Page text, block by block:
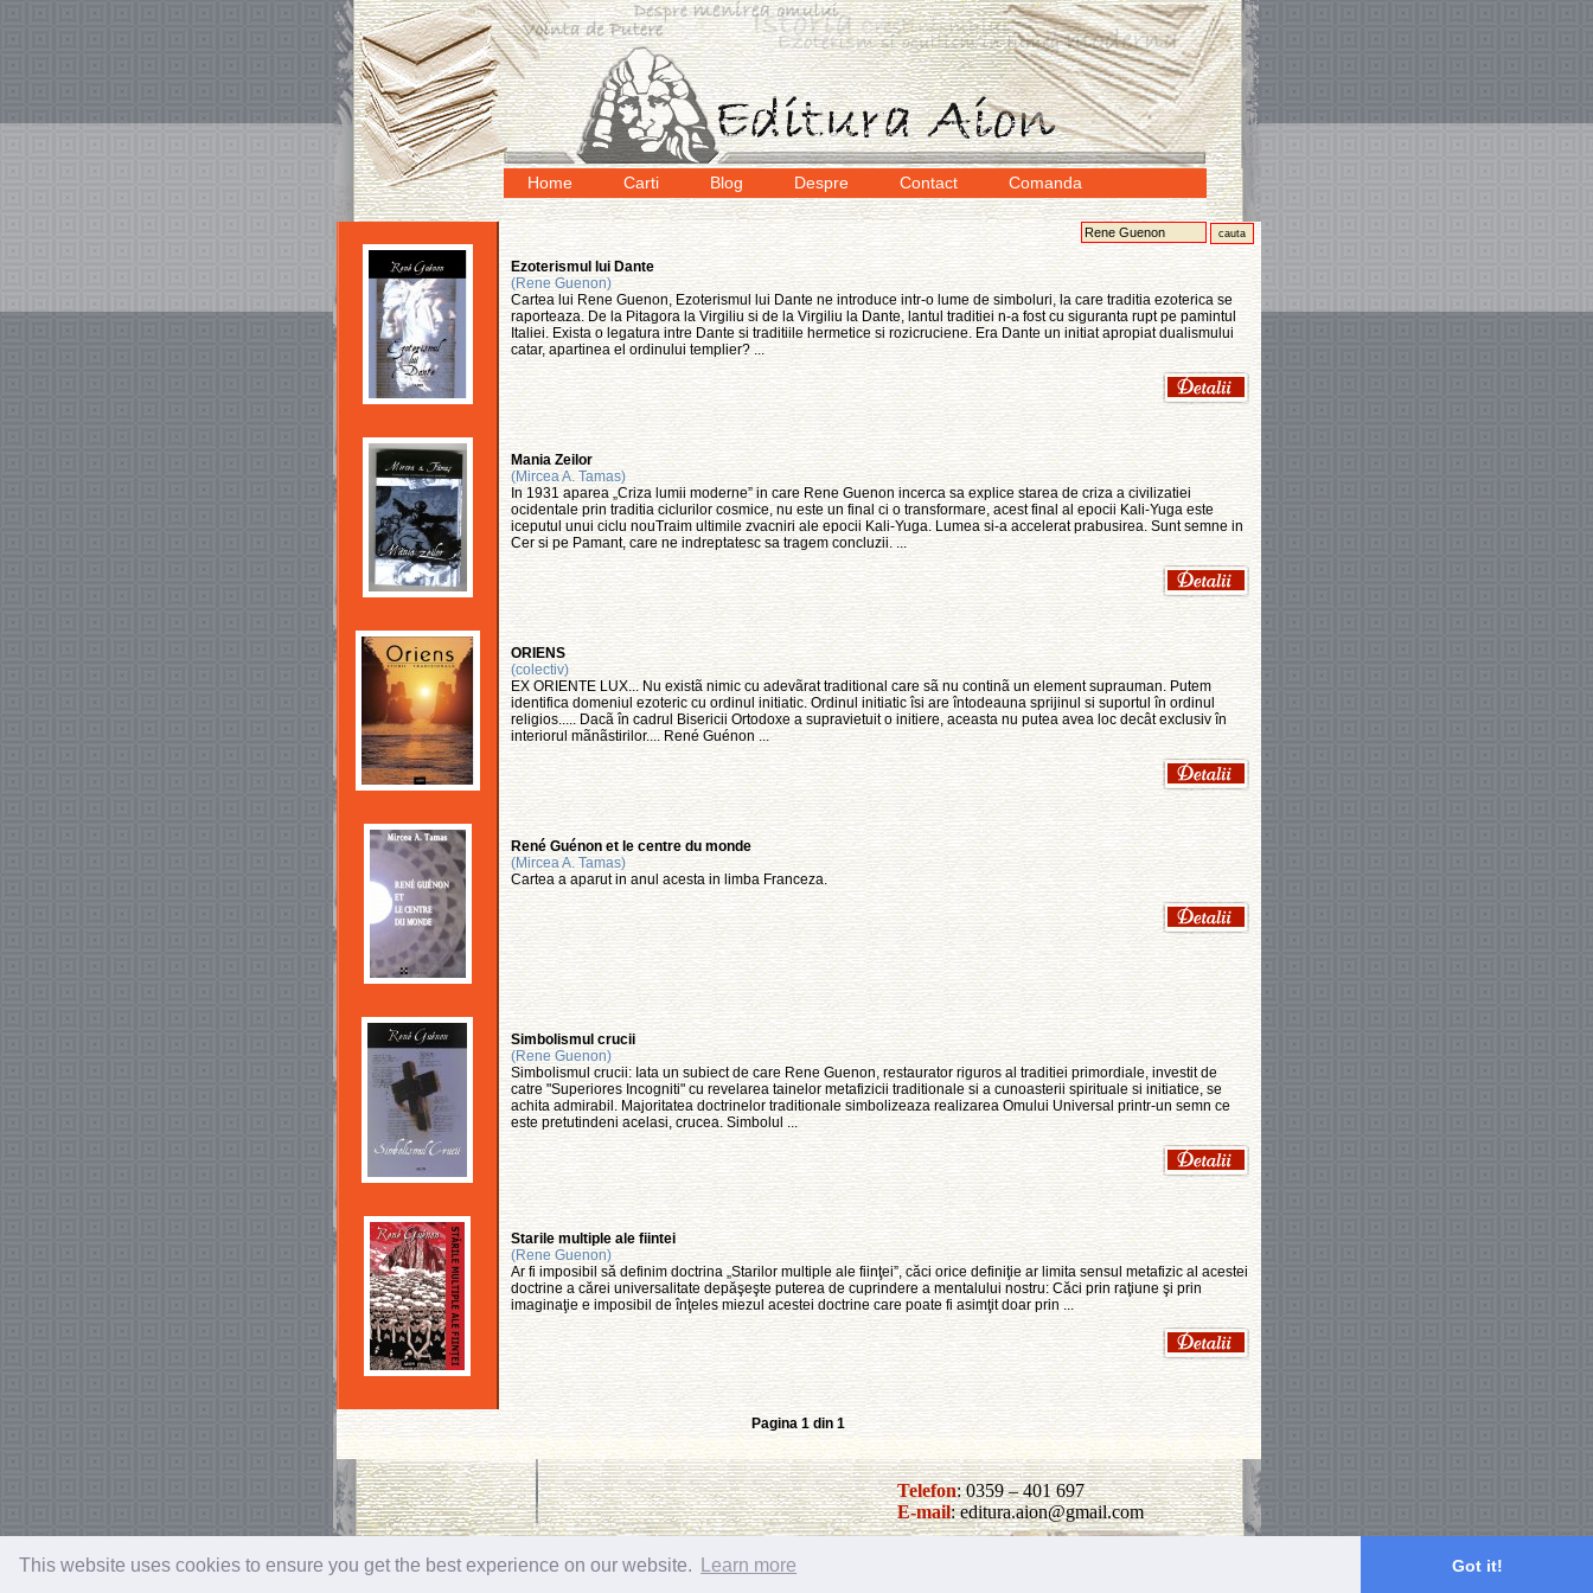
This website uses cookies to ensure you get the best experience on our website. Learn more Got it!
Home Carti Blog Despre Contact Comanda
Ezoterismul lui Dante
(Rene Guenon)
Cartea lui Rene Guenon, Ezoterismul lui Dante ne introduce intr-o lume de simboluri, la care traditia ezoterica se
raporteaza. De la Pitagora la Virgiliu si de la Virgiliu la Dante, lantul traditiei n-a fost cu siguranta rupt pe pamintul
Italiei. Exista o legatura intre Dante si traditiile hermetice si rozicruciene. Era Dante un initiat apropiat dualismului
catar, apartinea el ordinului templier? ...
Mania Zeilor
(Mircea A. Tamas)
In 1931 aparea „Criza lumii moderne” in care Rene Guenon incerca sa explice starea de criza a civilizatiei
ocidentale prin traditia ciclurilor cosmice, nu este un final ci o transformare, acest final al epocii Kali-Yuga este
iceputul unui ciclu nouTraim ultimile zvacniri ale epocii Kali-Yuga. Lumea si-a accelerat prabusirea. Sunt semne in
Cer si pe Pamant, care ne indreptatesc sa tragem concluzii. ...
ORIENS
(colectiv)
EX ORIENTE LUX... Nu existã nimic cu adevãrat traditional care sã nu continã un element suprauman. Putem
identifica domeniul ezoteric cu ordinul initiatic. Ordinul initiatic îsi are întodeauna sprijinul si suportul în ordinul
religios..... Dacã în cadrul Bisericii Ortodoxe a supravietuit o initiere, aceasta nu putea avea loc decât exclusiv în
interiorul mãnãstirilor.... René Guénon ...
René Guénon et le centre du monde
(Mircea A. Tamas)
Cartea a aparut in anul acesta in limba Franceza.
Simbolismul crucii
(Rene Guenon)
Simbolismul crucii: Iata un subiect de care Rene Guenon, restaurator riguros al traditiei primordiale, investit de
catre "Superiores Incogniti" cu revelarea tainelor metafizicii traditionale si a cunoasterii spirituale si initiatice, se
achita admirabil. Majoritatea doctrinelor traditionale simbolizeaza realizarea Omului Universal printr-un semn ce
este pretutindeni acelasi, crucea. Simbolul ...
Starile multiple ale fiintei
(Rene Guenon)
Ar fi imposibil să definim doctrina „Starilor multiple ale fiinţei”, căci orice definiţie ar limita sensul metafizic al acestei
doctrine a cărei universalitate depăşeşte puterea de cuprindere a mentalului nostru: Căci prin raţiune şi prin
imaginaţie e imposibil de înţeles miezul acestei doctrine care poate fi asimţit doar prin ...
Pagina 1 din 1
Telefon: 0359 – 401 697
E-mail: editura.aion@gmail.com